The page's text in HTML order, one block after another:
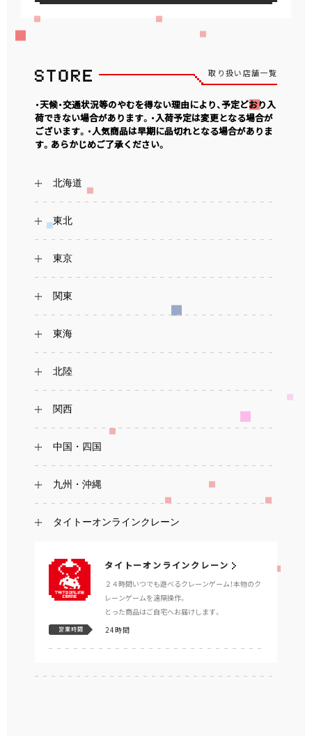
取り扱い店舗一覧
・天候・交通状況等のやむを得ない理由により、予定どおり入
荷できない場合があります。・入荷予定は変更となる場合が
ございます。・人気商品は早期に品切れとなる場合がありま
す。あらかじめご了承ください。
北海道
東北
東京
関東
東海
北陸
関西
中国・四国
九州・沖縄
タイトーオンラインクレーン
タイトーオンラインクレーン
２４時間いつでも遊べるクレーンゲーム！本物のク
レーンゲームを遠隔操作。
とった商品はご自宅へお届けします。
営業時間 24時間